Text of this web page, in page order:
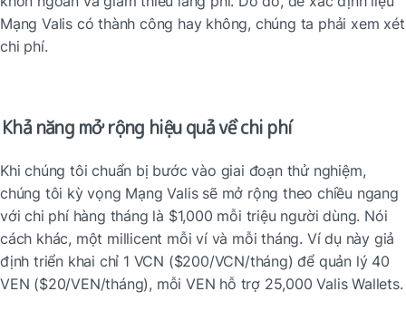
Mạng Valis có thành công hay không, chúng ta phải xem xét
chi phí.
Khả năng mở rộng hiệu quả về chi phí
Khi chúng tôi chuẩn bị bước vào giai đoạn thử nghiệm,
chúng tôi kỳ vọng Mạng Valis sẽ mở rộng theo chiều ngang
với chi phí hàng tháng là $1,000 mỗi triệu người dùng. Nói
cách khác, một millicent mỗi ví và mỗi tháng. Ví dụ này giả
định triển khai chỉ 1 VCN ($200/VCN/tháng) để quản lý 40
VEN ($20/VEN/tháng), mỗi VEN hỗ trợ 25,000 Valis Wallets.